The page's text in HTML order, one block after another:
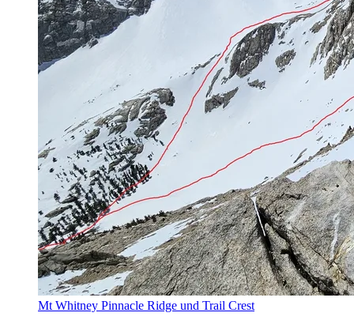
Mt Whitney Pinnacle Ridge und Trail Crest